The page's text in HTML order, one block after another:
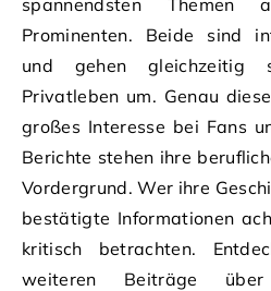
Prominenten. Beide sind
und gehen gleichzeitig
Privatleben um. Genau
großes Interesse bei Fans
Berichte stehen ihre
Vordergrund. Wer ihre
bestätigte Informationen
kritisch betrachten.
weiteren Beiträge